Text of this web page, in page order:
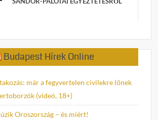
Budapest Hírek Online
már a fegyvertelen civilekre lőnek
(videó, 18+)
Oroszország – és miért!